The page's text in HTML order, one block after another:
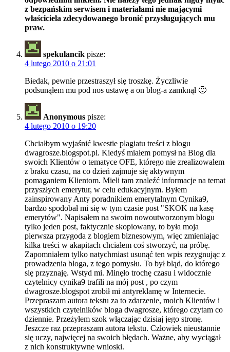
z bezpańskim serwisem i materiałami nie mającymi
właściciela zdecydowanego bronić przysługujących mu
praw.
spekulancik pisze:
4 lutego 2010 o 21:01
Biedak, pewnie przestraszył się troszkę. Życzliwie
podsunąłem mu pod nos ustawę a on blog-a zamknął 🙂
Anonymous pisze:
4 lutego 2010 o 19:20
Chciałbym wyjaśnić kwestie plagiatu treści z blogu
dwagrosze.blogspot.pl. Kiedyś miałem pomysł na Blog dla
swoich Klientów o tematyce OFE, którego nie zrealizowałem
z braku czasu, na co dzień zajmuje się aktywnym
pomaganiem Klientom. Mieli tam znaleźć informacje na temat
przyszłych emerytur, w celu edukacyjnym. Byłem
zainspirowany Anty poradnikiem emerytalnym Cynika9,
bardzo spodobał mi się w tym czasie post "SKOK na kasę
emerytów". Napisałem na swoim nowoutworzonym blogu
tylko jeden post, faktycznie skopiowany, to była moja
pierwsza przygoda z blogiem biznesowym, więc zmieniając
kilka treści w akapitach chciałem coś stworzyć, na próbę.
Zapomniałem tylko natychmiast usunąć ten wpis rezygnując z
prowadzenia bloga, z tego pomysłu. To był bląd, do którego
się przyznaję. Wstyd mi. Minęło trochę czasu i widocznie
czytelnicy cynika9 trafili na mój post , po czym
dwagrosze.blogspot zrobił mi antyreklamę w Internecie.
Przepraszam autora tekstu za to zdarzenie, moich Klientów i
wszystkich czytelników bloga dwagrosze, którego czytam co
dziennie. Przeżyłem szok włączając dzisiaj jego stronę.
Jeszcze raz przepraszam autora tekstu. Człowiek nieustannie
się uczy, najwięcej na swoich błędach. Ważne, aby wyciągał
z nich konstruktywne wnioski.